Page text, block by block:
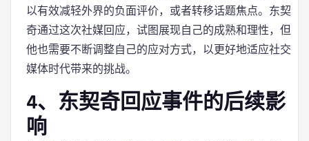
以有效减轻外界的负面评价，或者转移话题焦点。东契
奇通过这次社媒回应，试图展现自己的成熟和理性，但
他也需要不断调整自己的应对方式，以更好地适应社交
媒体时代带来的挑战。
4、东契奇回应事件的后续影
响